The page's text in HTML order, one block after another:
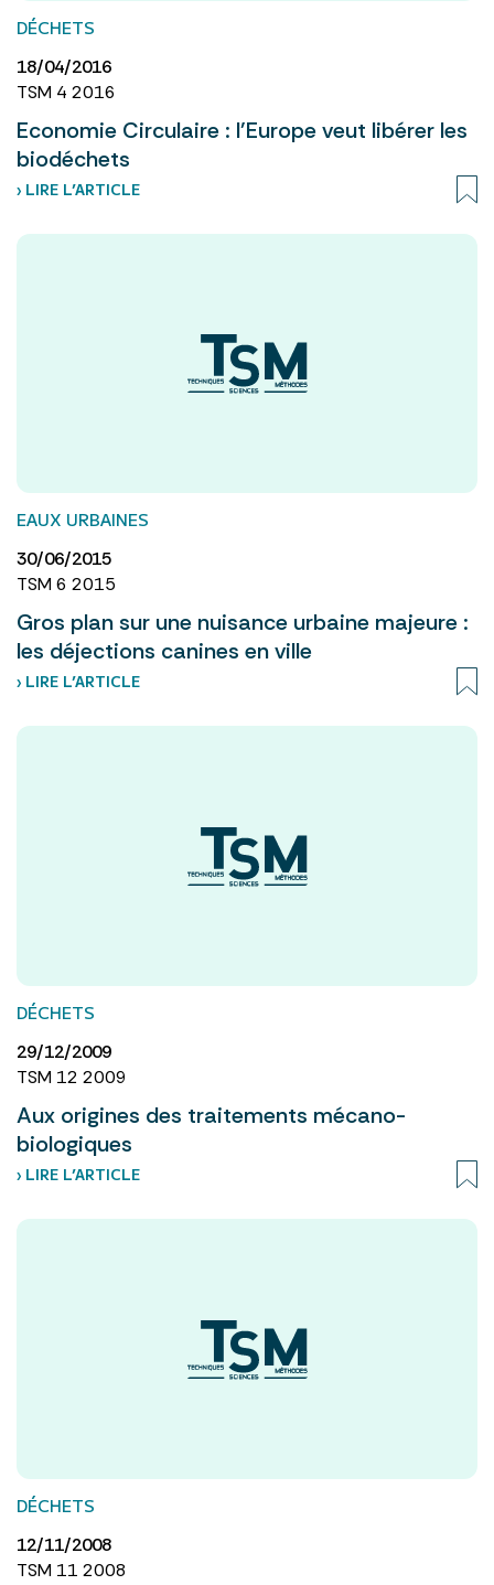
DÉCHETS
18/04/2016
TSM 4 2016
Economie Circulaire : l'Europe veut libérer les
biodéchets
› LIRE L’ARTICLE
EAUX URBAINES
30/06/2015
TSM 6 2015
Gros plan sur une nuisance urbaine majeure :
les déjections canines en ville
› LIRE L’ARTICLE
DÉCHETS
29/12/2009
TSM 12 2009
Aux origines des traitements mécano-
biologiques
› LIRE L’ARTICLE
DÉCHETS
12/11/2008
TSM 11 2008